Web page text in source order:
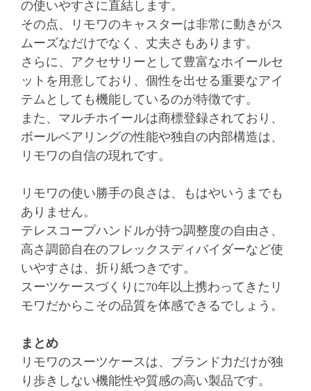
の使いやすさに直結します。
その点、リモワのキャスターは非常に動きがス
ムーズなだけでなく、丈夫さもあります。
さらに、アクセサリーとして豊富なホイールセ
ットを用意しており、個性を出せる重要なアイ
テムとしても機能しているのが特徴です。
また、マルチホイールは商標登録されており、
ボールベアリングの性能や独自の内部構造は、
リモワの自信の現れです。
リモワの使い勝手の良さは、もはやいうまでも
ありません。
テレスコープハンドルが持つ調整度の自由さ、
高さ調節自在のフレックスディバイダーなど使
いやすさは、折り紙つきです。
スーツケースづくりに70年以上携わってきたリ
モワだからこその品質を体感できるでしょう。
まとめ
リモワのスーツケースは、ブランド力だけが独
り歩きしない機能性や質感の高い製品です。